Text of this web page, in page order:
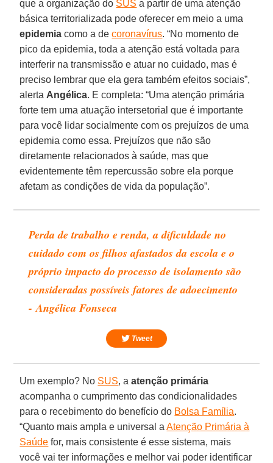
que a organização do SUS a partir de uma atenção
básica territorializada pode oferecer em meio a uma
epidemia como a decoronavírus. “No momento de
pico da epidemia, toda a atenção está voltada para
interferir na transmissão e atuar no cuidado, mas é
preciso lembrar que ela gera também efeitos sociais”,
alerta Angélica. E completa: “Uma atenção primária
forte tem uma atuação intersetorial que é importante
para você lidar socialmente com os prejuízos de uma
epidemia como essa. Prejuízos que não são
diretamente relacionados à saúde, mas que
evidentemente têm repercussão sobre ela porque
afetam as condições de vida da população”.
Perda de trabalho e renda, a dificuldade no
cuidado com os filhos afastados da escola e o
próprio impacto do processo de isolamento são
consideradas possíveis fatores de adoecimento
- Angélica Fonseca
Tweet
Um exemplo? No SUS, aatenção primária
acompanha o cumprimento das condicionalidades
para o recebimento do benefício do Bolsa Família.
“Quanto mais ampla e universal aAtenção Primária à
Saúde for, mais consistente é esse sistema, mais
você vai ter informações e melhor vai poder identificar